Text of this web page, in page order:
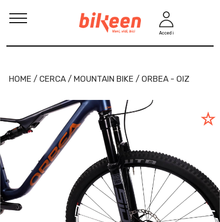
Accedi
HOME / CERCA / MOUNTAIN BIKE / ORBEA - OIZ